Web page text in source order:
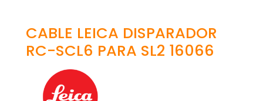
CABLE LEICA DISPARADOR
RC-SCL6 PARA SL2 16066